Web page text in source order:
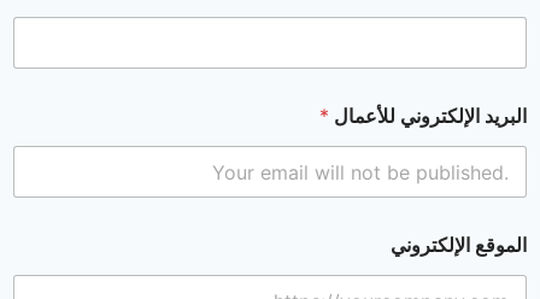
البريد الإلكتروني للأعمال *
الموقع الإلكتروني